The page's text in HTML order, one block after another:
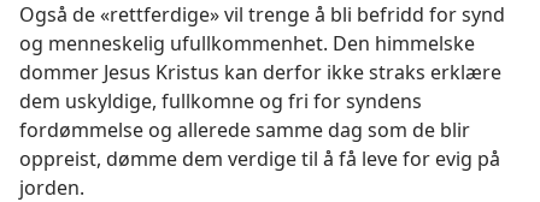
Også de «rettferdige» vil trenge å bli befridd for synd
og menneskelig ufullkommenhet. Den himmelske
dommer Jesus Kristus kan derfor ikke straks erklære
dem uskyldige, fullkomne og fri for syndens
fordømmelse og allerede samme dag som de blir
oppreist, dømme dem verdige til å få leve for evig på
jorden.